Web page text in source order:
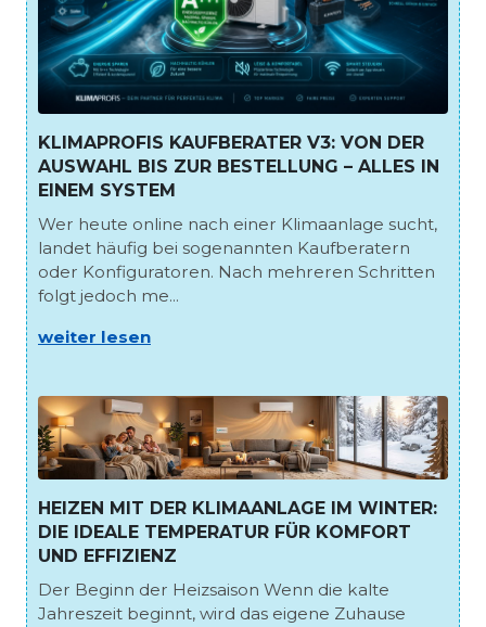
KLIMAPROFIS KAUFBERATER V3: VON DER
AUSWAHL BIS ZUR BESTELLUNG – ALLES IN
EINEM SYSTEM
Wer heute online nach einer Klimaanlage sucht,
landet häufig bei sogenannten Kaufberatern
oder Konfiguratoren. Nach mehreren Schritten
folgt jedoch me...
weiter lesen
HEIZEN MIT DER KLIMAANLAGE IM WINTER:
DIE IDEALE TEMPERATUR FÜR KOMFORT
UND EFFIZIENZ
Der Beginn der Heizsaison Wenn die kalte
Jahreszeit beginnt, wird das eigene Zuhause